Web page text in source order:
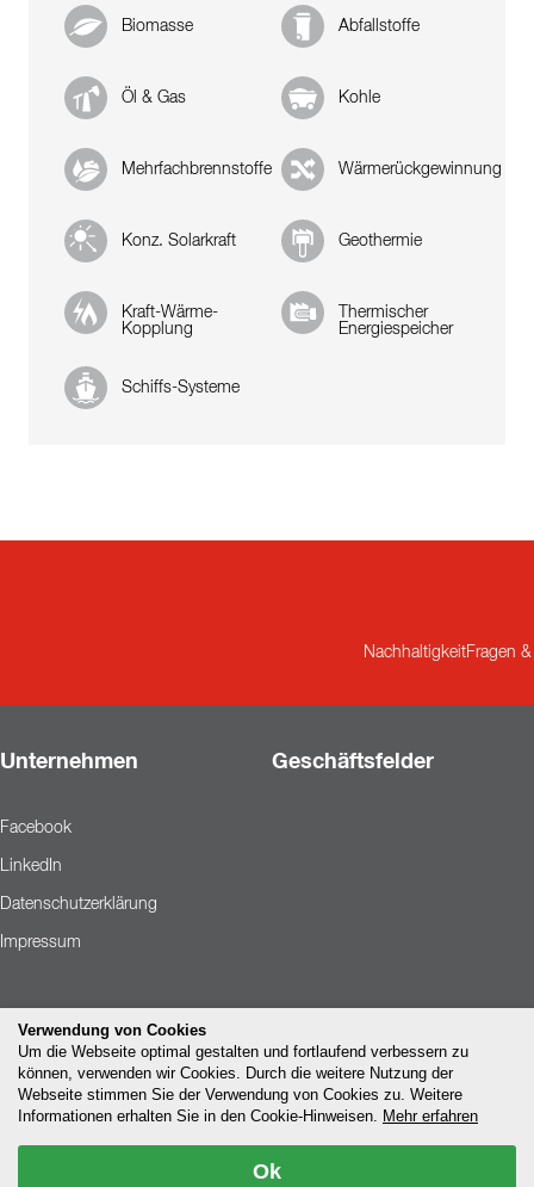
Biomasse Abfallstoffe
Öl & Gas Kohle
Mehrfachbrennstoffe Wärmerückgewinnung
Konz. Solarkraft Geothermie
Kraft-Wärme-
Kopplung
Thermischer
Energiespeicher
Schiffs-Systeme
NachhaltigkeitFragen
Unternehmen Geschäftsfelder
Facebook
LinkedIn
Datenschutzerklärung
Impressum
Verwendung von Cookies
Um die Webseite optimal gestalten und fortlaufend verbessern zu
können, verwenden wir Cookies. Durch die weitere Nutzung der
Webseite stimmen Sie der Verwendung von Cookies zu. Weitere
Informationen erhalten Sie in den Cookie-Hinweisen. Mehr erfahren
Ok